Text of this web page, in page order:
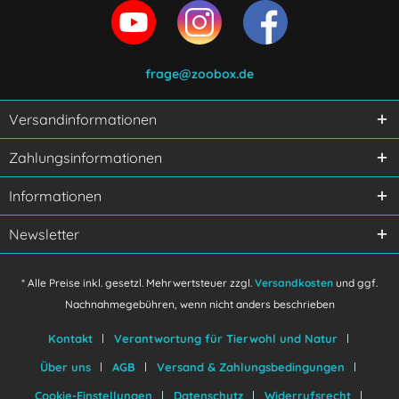
frage@zoobox.de
Versandinformationen
Zahlungsinformationen
Informationen
Newsletter
* Alle Preise inkl. gesetzl. Mehrwertsteuer zzgl. Versandkosten und ggf.
Nachnahmegebühren, wenn nicht anders beschrieben
Kontakt
Verantwortung für Tierwohl und Natur
Über uns
AGB
Versand & Zahlungsbedingungen
Cookie-Einstellungen
Datenschutz Widerrufsrecht